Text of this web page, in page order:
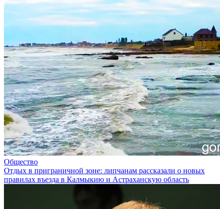
Общество
Отдых в приграничной зоне: липчанам рассказали о новых
правилах въезда в Калмыкию и Астраханскую область